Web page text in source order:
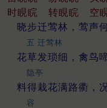
时睍睆
转睍睆 空
晓步迁莺林，莺声
五 迁莺林
花草发琐细，禽鸟
隐亭
料得栽花满路衢，
容